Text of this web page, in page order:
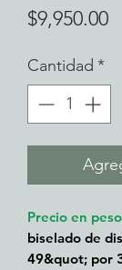
$9,950.00
Cantidad *
Precio en
biselado de
49&quot; por